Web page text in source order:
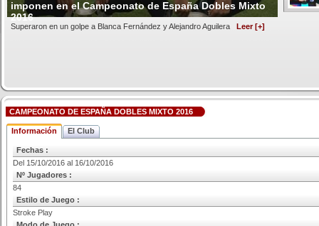
imponen en el Campeonato de España Dobles Mixto
2016
Superaron en un golpe a Blanca Fernández y Alejandro Aguilera Leer [+]
CAMPEONATO DE ESPAÑA DOBLES MIXTO 2016
Información El Club
Fechas :
Del 15/10/2016 al 16/10/2016
Nº Jugadores :
84
Estilo de Juego :
Stroke Play